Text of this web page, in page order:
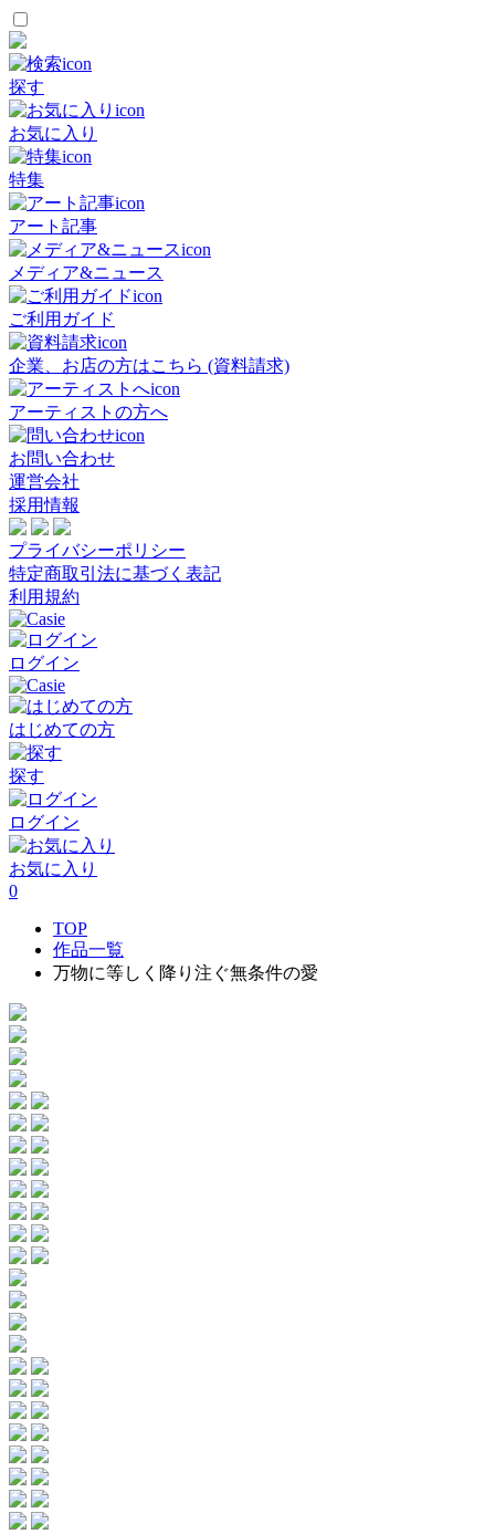
探す
お気に入り
特集
アート記事
メディア&ニュース
ご利用ガイド
企業、お店の方はこちら (資料請求)
アーティストの方へ
お問い合わせ
運営会社
採用情報
プライバシーポリシー
特定商取引法に基づく表記
利用規約
ログイン
はじめての方
探す
ログイン
お気に入り
0
TOP
作品一覧
万物に等しく降り注ぐ無条件の愛